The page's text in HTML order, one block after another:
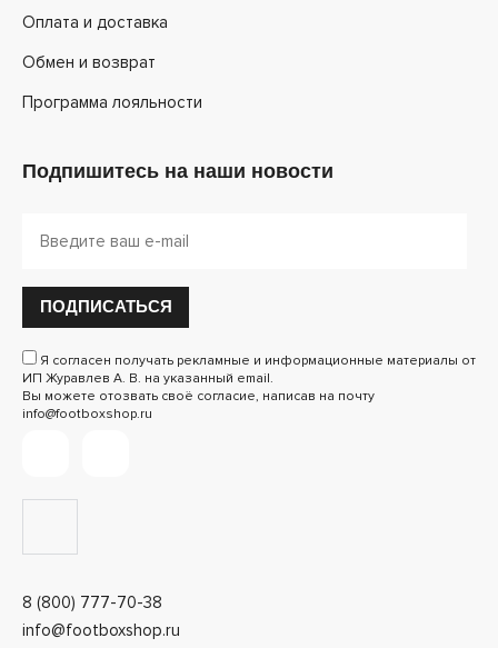
8 (800) 777-70-38
info@footboxshop.ru
Оплата и доставка
Обмен и возврат
Программа лояльности
Подпишитесь на наши новости
ПОДПИСАТЬСЯ
Я согласен получать рекламные и информационные материалы от
ИП Журавлев А. В. на указанный email.
Вы можете отозвать своё согласие, написав на почту
info@footboxshop.ru